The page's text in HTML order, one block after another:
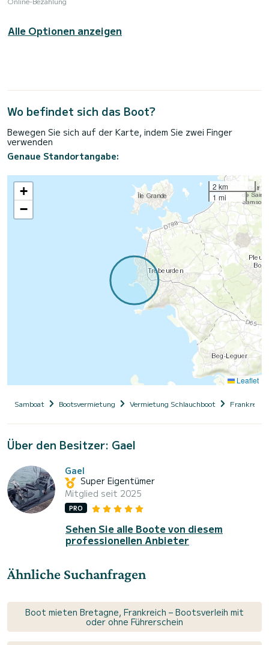
Alle Optionen anzeigen
Wo befindet sich das Boot?
Bewegen Sie sich auf der Karte, indem Sie zwei Finger
verwenden
Genaue Standortangabe:
+
−
2 km
1 mi
Leaflet
Samboat Bootsvermietung Vermietung Schlauchboot Frankreich
Über den Besitzer: Gael
Gael
Super Eigentümer
Mitglied seit 2025
PRO
Sehen Sie alle Boote von diesem
professionellen Anbieter
Ähnliche Suchanfragen
Boot mieten Bretagne, Frankreich – Bootsverleih mit
oder ohne Führerschein